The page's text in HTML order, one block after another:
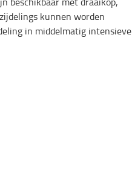
kunnen worden
in middelmatig intensieve